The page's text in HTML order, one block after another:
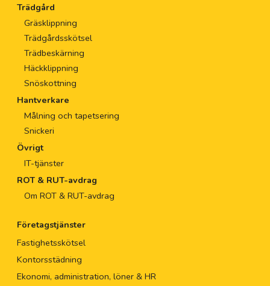
Trädgård
Gräsklippning
Trädgårdsskötsel
Trädbeskärning
Häckklippning
Snöskottning
Hantverkare
Målning och tapetsering
Snickeri
Övrigt
IT-tjänster
ROT & RUT-avdrag
Om ROT & RUT-avdrag
Företagstjänster
Fastighetsskötsel
Kontorsstädning
Ekonomi, administration, löner & HR